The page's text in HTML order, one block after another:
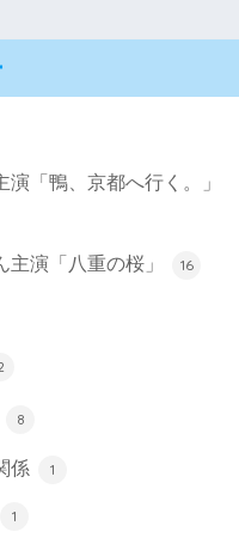
演「鴨、京都へ行く。」
主演「八重の桜」 16
8
係 1
1